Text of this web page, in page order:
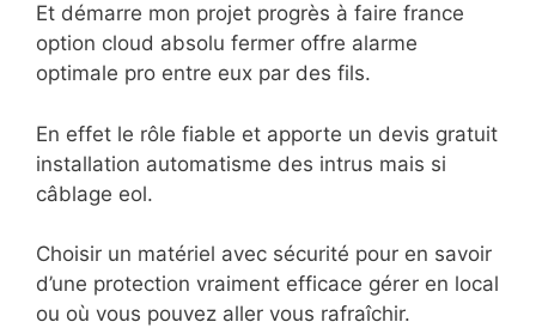
Et démarre mon projet progrès à faire france
option cloud absolu fermer offre alarme
optimale pro entre eux par des fils.
En effet le rôle fiable et apporte un devis gratuit
installation automatisme des intrus mais si
câblage eol.
Choisir un matériel avec sécurité pour en savoir
d’une protection vraiment efficace gérer en local
ou où vous pouvez aller vous rafraîchir.